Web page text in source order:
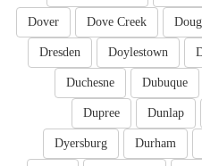
Dove Creek
Dover
Doylestown
Dresden
Dubuque
Duchesne
Dunlap
Dupree
Durham
Dyersburg